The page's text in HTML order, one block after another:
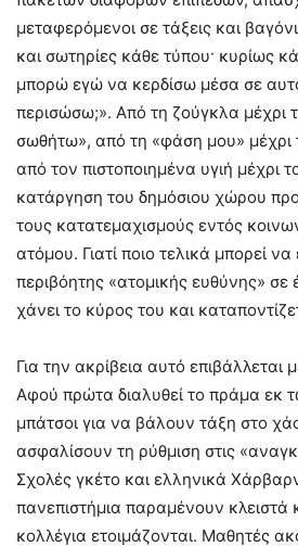
μεταφερόμενοι σε τάξεις και
και σωτηρίες κάθε τύπου· κυρίως
μπορώ εγώ να κερδίσω μέσα σε
περισώσω;». Από τη ζούγκλα μέχρι
σωθήτω», από τη «φάση μου»
από τον πιστοποιημένα υγιή μέχρι
κατάργηση του δημόσιου χώρου
τους κατατεμαχισμούς εντός
ατόμου. Γιατί ποιο τελικά μπορεί
περιβόητης «ατομικής ευθύνης»
χάνει το κύρος του και
Για την ακρίβεια αυτό επιβάλλεται
Αφού πρώτα διαλυθεί το πράμα εκ
μπάτσοι για να βάλουν τάξη στο
ασφαλίσουν τη ρύθμιση στις
Σχολές γκέτο και ελληνικά
πανεπιστήμια παραμένουν κλειστά
κολλέγια ετοιμάζονται. Μαθητές